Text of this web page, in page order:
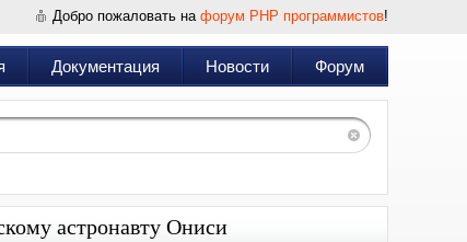
Добро пожаловать на форум PHP программистов!
Документация Новости Форум
астронавту Ониси